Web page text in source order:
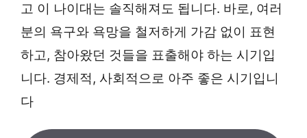
고 이 나이대는 솔직해져도 됩니다. 바로, 여러
분의 욕구와 욕망을 철저하게 가감 없이 표현
하고, 참아왔던 것들을 표출해야 하는 시기입
니다. 경제적, 사회적으로 아주 좋은 시기입니
다